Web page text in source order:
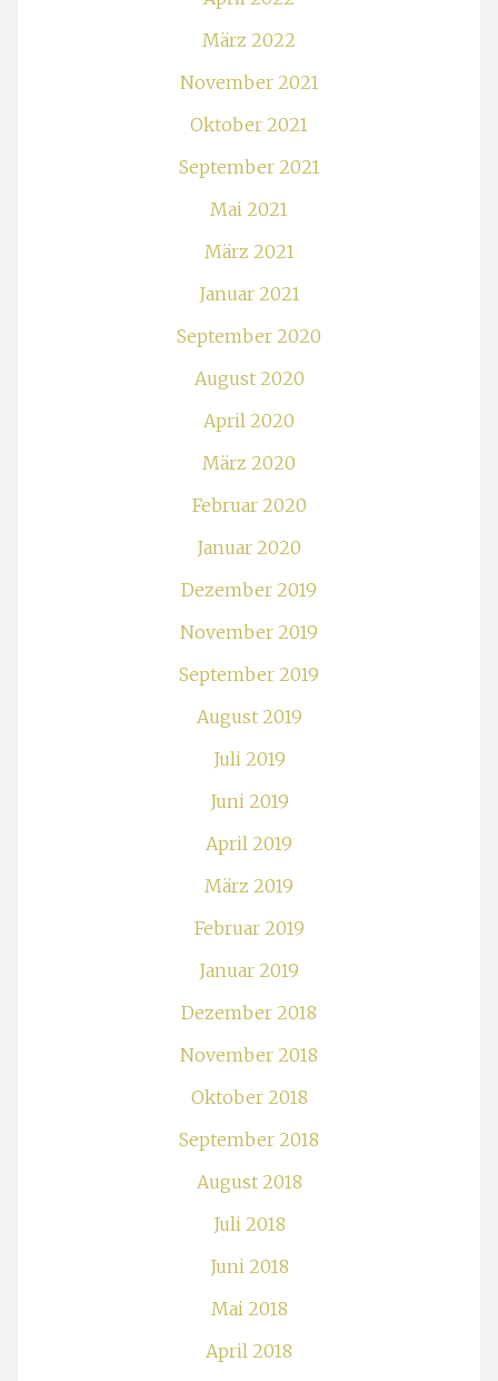
März 2022
November 2021
Oktober 2021
September 2021
Mai 2021
März 2021
Januar 2021
September 2020
August 2020
April 2020
März 2020
Februar 2020
Januar 2020
Dezember 2019
November 2019
September 2019
August 2019
Juli 2019
Juni 2019
April 2019
März 2019
Februar 2019
Januar 2019
Dezember 2018
November 2018
Oktober 2018
September 2018
August 2018
Juli 2018
Juni 2018
Mai 2018
April 2018